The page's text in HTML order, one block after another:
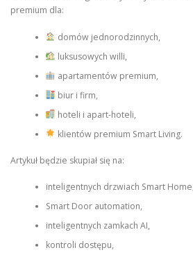
premium dla:
domów jednorodzinnych,
luksusowych willi,
apartamentów premium,
biur i firm,
hoteli i apart-hoteli,
klientów premium Smart Living.
Artykuł będzie skupiał się na:
inteligentnych drzwiach Smart Home,
Smart Door automation,
inteligentnych zamkach AI,
kontroli dostępu,